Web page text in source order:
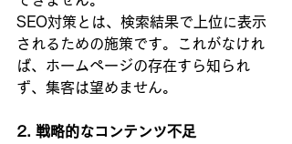
SEO対策とは、検索結果で上位に表示
されるための施策です。これがなけれ
ば、ホームページの存在すら知られ
ず、集客は望めません。
2. 戦略的なコンテンツ不足